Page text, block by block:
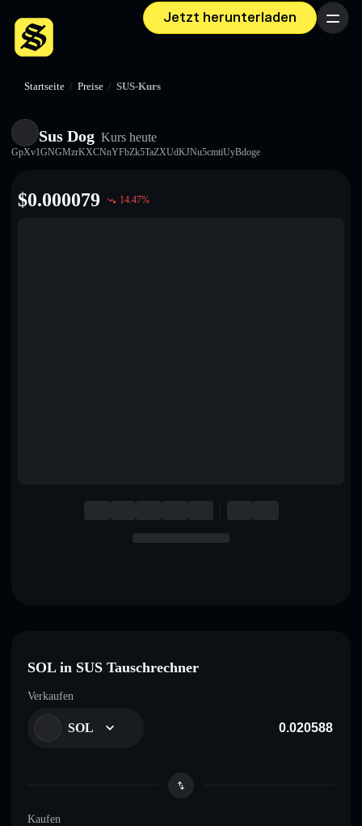
Jetzt herunterladen Menü
Startseite / Preise / SUS-Kurs
Sus Dog Kurs heute
GpXv1GNGMzrKXCNnYFbZk5TaZXUdKJNu5cmtiUyBdoge
$0.000079 14.47%
SOL in SUS Tauschrechner
Verkaufen
SOL
Kaufen